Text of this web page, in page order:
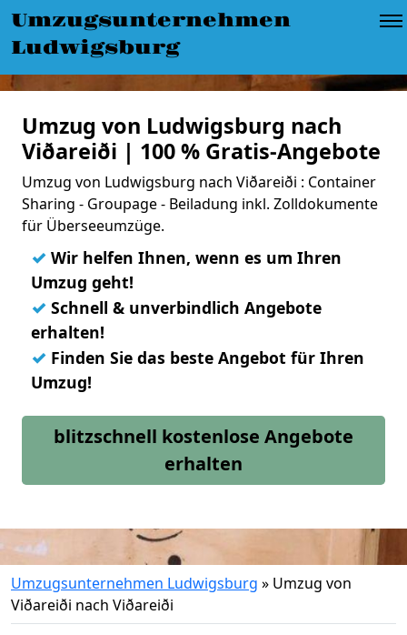
Umzugsunternehmen
Ludwigsburg
Umzug von Ludwigsburg nach
Viðareiði | 100 % Gratis-Angebote
Umzug von Ludwigsburg nach Viðareiði : Container
Sharing - Groupage - Beiladung inkl. Zolldokumente
für Überseeumzüge.
✓ Wir helfen Ihnen, wenn es um Ihren
Umzug geht!
✓ Schnell & unverbindlich Angebote
erhalten!
✓ Finden Sie das beste Angebot für Ihren
Umzug!
blitzschnell kostenlose Angebote
erhalten
Umzugsunternehmen Ludwigsburg » Umzug von
Viðareiði nach Viðareiði